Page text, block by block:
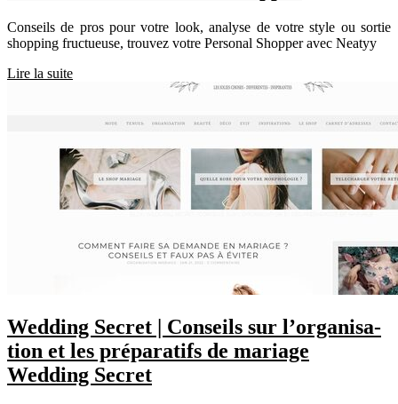
Conseils de pros pour votre look, analyse de votre style ou sortie
shopping fructueuse, trouvez votre Personal Shopper avec Neatyy
Lire la suite
Wedding Secret | Conseils sur l’or­ganisa­
tion et les préparatifs de mariage
Wedding Secret